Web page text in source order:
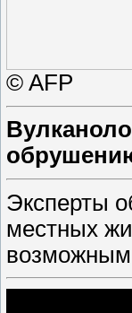
© AFP
Эксперты
местных
возможным